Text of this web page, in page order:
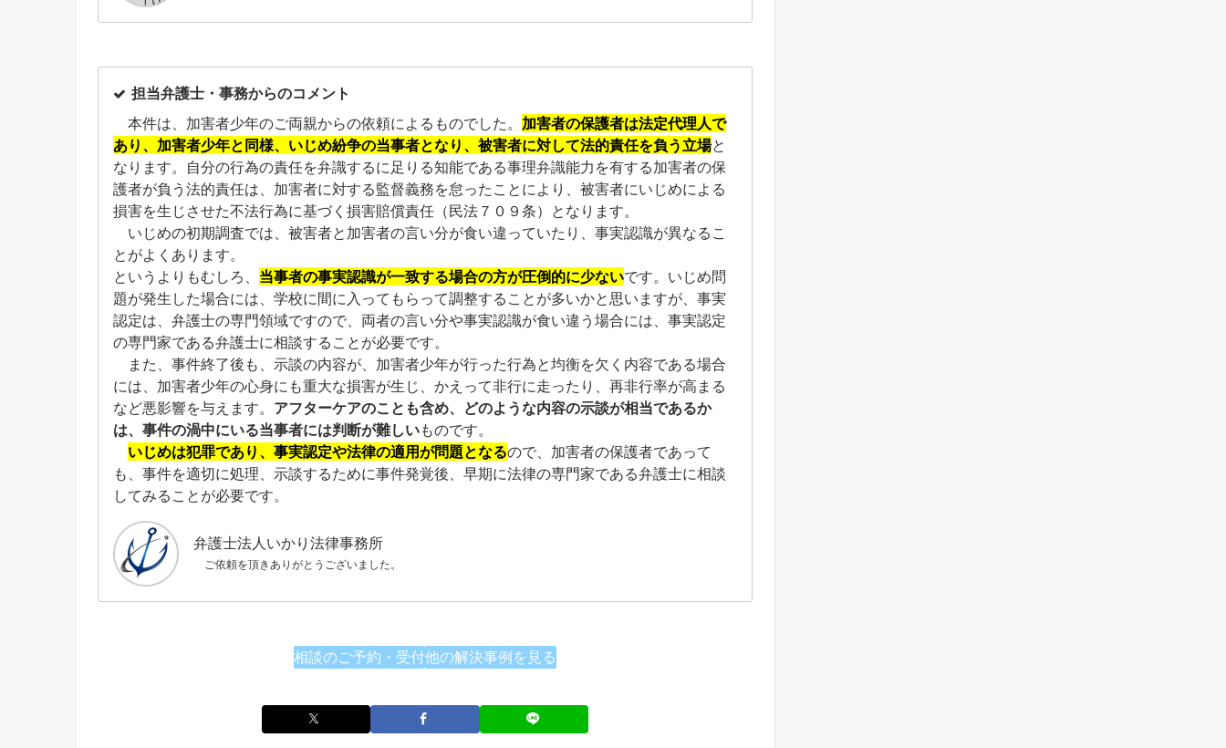
担当弁護士・事務からのコメント
本件は、加害者少年のご両親からの依頼によるものでした。 加害者の保護者は法定代理人で
あり、加害者少年と同様、いじめ紛争の当事者となり、被害者に対して法的責任を負う立場と
なります。自分の行為の責任を弁識するに足りる知能である事理弁識能力を有する加害者の保
護者が負う法的責任は、加害者に対する監督義務を怠ったことにより、被害者にいじめによる
損害を生じさせた不法行為に基づく損害賠償責任（民法７０９条）となります。
いじめの初期調査では、被害者と加害者の言い分が食い違っていたり、事実認識が異なるこ
とがよくあります。
というよりもむしろ、 当事者の事実認識が一致する場合の方が圧倒的に少ないです。いじめ問
題が発生した場合には、学校に間に入ってもらって調整することが多いかと思いますが、事実
認定は、弁護士の専門領域ですので、両者の言い分や事実認識が食い違う場合には、事実認定
の専門家である弁護士に相談することが必要です。
また、事件終了後も、示談の内容が、加害者少年が行った行為と均衡を欠く内容である場合
には、加害者少年の心身にも重大な損害が生じ、かえって非行に走ったり、再非行率が高まる
など悪影響を与えます。 アフターケアのことも含め、どのような内容の示談が相当であるか
は、事件の渦中にいる当事者には判断が難しいものです。
いじめは犯罪であり、事実認定や法律の適用が問題となるので、加害者の保護者であって
も、事件を適切に処理、示談するために事件発覚後、早期に法律の専門家である弁護士に相談
してみることが必要です。
弁護士法人いかり法律事務所
ご依頼を頂きありがとうございました。
相談のご予約・受付他の解決事例を見る